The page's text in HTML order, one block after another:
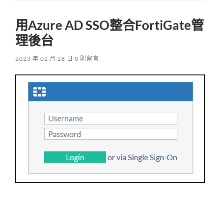
用Azure AD SSO整合FortiGate管
理後台
2023 年 02 月 28 日 0 則留言